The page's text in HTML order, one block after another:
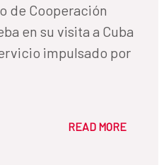
de Cooperación
en su visita a Cuba
impulsado por
READ MORE